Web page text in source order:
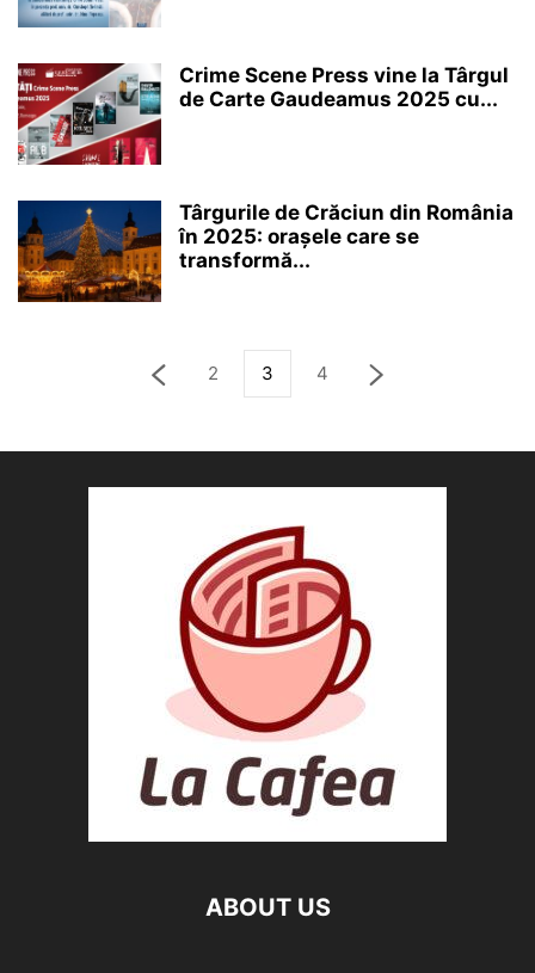
Crime Scene Press vine la Târgul
de Carte Gaudeamus 2025 cu...
Târgurile de Crăciun din România
în 2025: orașele care se
transformă...
2 3 4
ABOUT US